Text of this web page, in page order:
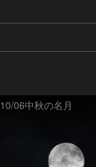
10/06中秋の名月